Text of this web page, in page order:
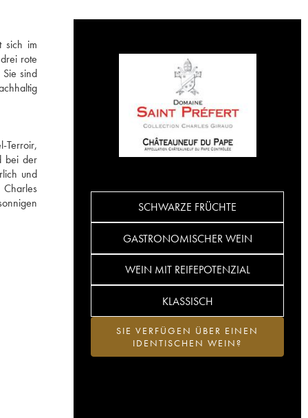
sich im
rote
sind
Terroir,
bei der
und
SCHWARZE FRÜCHTE
GASTRONOMISCHER WEIN
WEIN MIT REIFEPOTENZIAL
KLASSISCH
SIE VERFÜGEN ÜBER EINEN
IDENTISCHEN WEIN?